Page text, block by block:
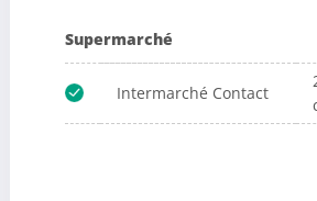
Supermarché
Intermarché Contact